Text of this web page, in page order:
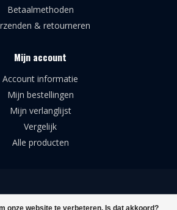
onze website te verbeteren. Is dat akkoord?
Betaalmethoden
& retourneren
Mijn account
Account informatie
Mijn bestellingen
Mijn verlanglijst
Vergelijk
Alle producten
2026 Broforce Airsoft Supplies